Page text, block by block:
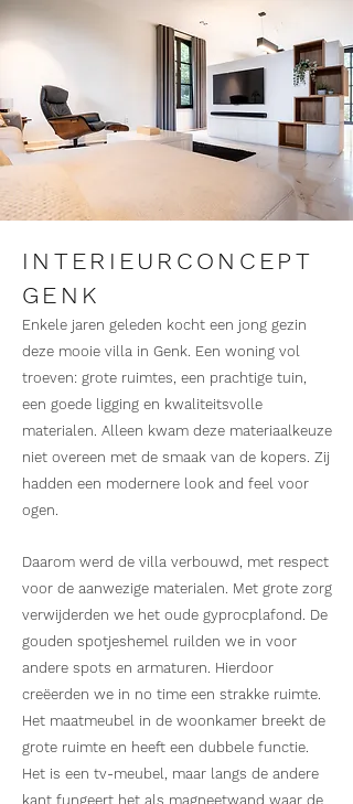
INTERIEURCONCEPT
GENK
Enkele jaren geleden kocht een jong gezin
deze mooie villa in Genk. Een woning vol
troeven: grote ruimtes, een prachtige tuin,
een goede ligging en kwaliteitsvolle
materialen. Alleen kwam deze materiaalkeuze
niet overeen met de smaak van de kopers. Zij
hadden een modernere look and feel voor
ogen.
Daarom werd de villa verbouwd, met respect
voor de aanwezige materialen. Met grote zorg
verwijderden we het oude gyprocplafond. De
gouden spotjeshemel ruilden we in voor
andere spots en armaturen. Hierdoor
creëerden we in no time een strakke ruimte.
Het maatmeubel in de woonkamer breekt de
grote ruimte en heeft een dubbele functie.
Het is een tv-meubel, maar langs de andere
kant fungeert het als magneetwand waar de